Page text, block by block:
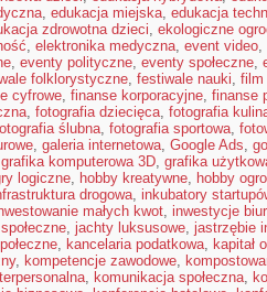
, edukacja miejska, edukacja
zdrowotna dzieci, ekologiczne
, elektronika medyczna, event video,
, eventy polityczne, eventy społeczne,
folklorystyczne, festiwale nauki, film
cyfrowe, finanse korporacyjne, finanse
, fotografia dziecięca, fotografia
ślubna, fotografia sportowa,
, galeria internetowa, Google Ads,
grafika komputerowa 3D, grafika
logiczne, hobby kreatywne, hobby
drogowa, inkubatory
małych kwot, inwestycje
, jachty luksusowe, jastrzębie
, kancelaria podatkowa, kapitał
, kompetencje zawodowe,
, komunikacja społeczna,